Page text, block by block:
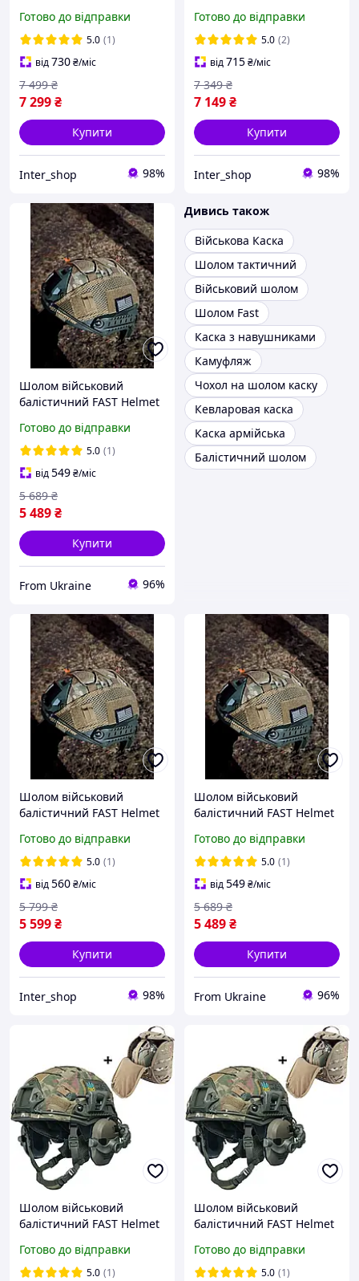
тактичні навушники
Walkers койот
Готово до відправки
5.0 (1)
від730₴/міс
7 299₴
7 499 ₴
Купити
Inter_shop 98%
тактичні навушники
Walkers олива
Готово до відправки
5.0 (2)
від715₴/міс
7 149₴
7 349 ₴
Купити
Inter_shop 98%
Шолом військовий
балістичний FAST Helmet
куленепробивна олива
Готово до відправки
5.0 (1)
від549₴/міс
5 489₴
5 689 ₴
Купити
From Ukraine 96%
Дивись також
Військова Каска
Шолом тактичний
Військовий шолом
Шолом Fast
Каска з навушниками
Камуфляж
Чохол на шолом каску
Кевларовая каска
Каска армійська
Балістичний шолом
Шолом військовий
балістичний FAST Helmet
куленепробивна олива
Готово до відправки
5.0 (1)
від560₴/міс
5 599₴
5 799 ₴
Купити
Inter_shop 98%
Шолом військовий
балістичний FAST Helmet
захисна каска
куленепробивна олива
Готово до відправки
5.0 (1)
від549₴/міс
5 489₴
5 689 ₴
Купити
From Ukraine 96%
Шолом військовий
балістичний FAST Helmet
тактичні навушники
Walkers та ліхтар олива
Готово до відправки
5.0 (1)
Шолом військовий
балістичний FAST Helmet
тактичні навушники
Walkers та ліхтар на
Готово до відправки
5.0 (1)